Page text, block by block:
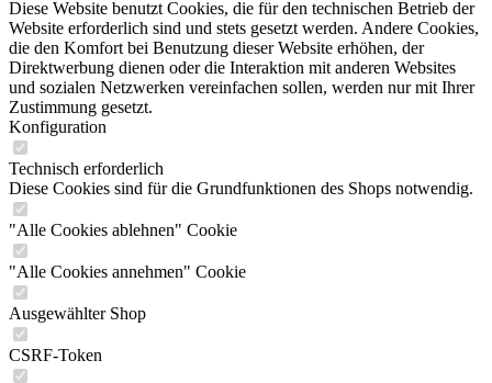
Diese Website benutzt Cookies, die für den technischen Betrieb der
Website erforderlich sind und stets gesetzt werden. Andere Cookies,
die den Komfort bei Benutzung dieser Website erhöhen, der
Direktwerbung dienen oder die Interaktion mit anderen Websites
und sozialen Netzwerken vereinfachen sollen, werden nur mit Ihrer
Zustimmung gesetzt.
Konfiguration
Technisch erforderlich
Diese Cookies sind für die Grundfunktionen des Shops notwendig.
"Alle Cookies ablehnen" Cookie
"Alle Cookies annehmen" Cookie
Ausgewählter Shop
CSRF-Token